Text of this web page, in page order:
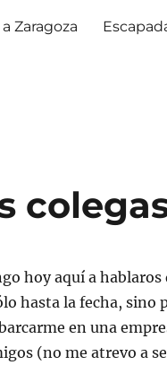
Zaragoza
hoy aquí a hablaros
hasta la fecha, sino
en una
(no me atrevo a